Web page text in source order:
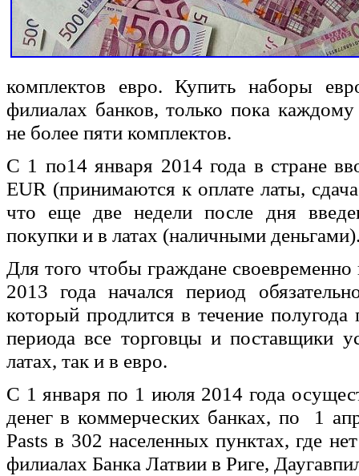
комплектов евро. Купить наборы
филиалах банков, только пока
не более пяти комплектов.
С 1 по14 января 2014 года в стране
EUR (принимаются к оплате латы,
что еще две недели после дня
покупки и в латах (наличными
Для того чтобы граждане
2013 года начался период
который продлится в течение
периода все торговцы и поставщики
латах, так и в евро.
С 1 января по 1 июля 2014 года
денег в коммерческих банках, по 1
Pasts в 302 населенных пунктах, где
филиалах Банка Латвии в Риге,